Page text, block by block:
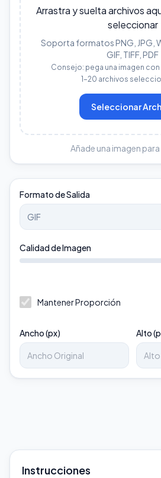
Arrastra y suelta archivos
seleccionar
Soporta formatos PNG, JPG,
GIF, TIFF, PDF
Consejo: pega una imagen con
1–20 archivos
Seleccionar
Añade una imagen
Formato de Salida
Calidad de Imagen
Mantener Proporción
Ancho (px) Alto
Instrucciones